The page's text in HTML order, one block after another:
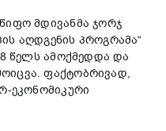
მდივანმა ჯორჯ
აღდგენის პროგრამა“
წელს ამოქმედდა და
ფაქტობრივად,
ეკონომიკური